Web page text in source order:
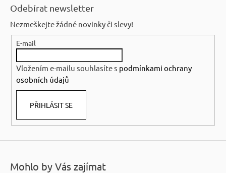
Odebírat newsletter
Nezmeškejte žádné novinky či slevy!
E-mail
Vložením e-mailu souhlasíte s podmínkami ochrany
osobních údajů
PŘIHLÁSIT SE
Mohlo by Vás zajímat